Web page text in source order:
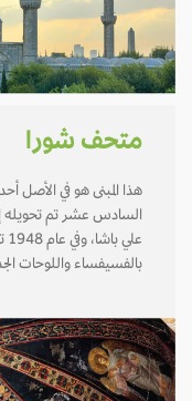
متحف شورا
هذا المبنى هو في الأصل أحد
السادس عشر تم تحويله
علي
بالفسيفساء واللوحات